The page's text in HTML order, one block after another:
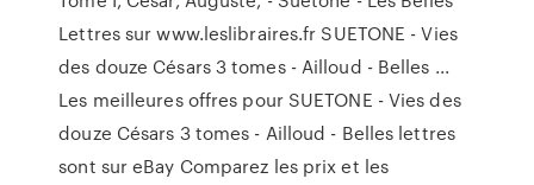
Lettres sur www.leslibraires.fr SUETONE - Vies
des douze Césars 3 tomes - Ailloud - Belles ...
Les meilleures offres pour SUETONE - Vies des
douze Césars 3 tomes - Ailloud - Belles lettres
sont sur eBay Comparez les prix et les